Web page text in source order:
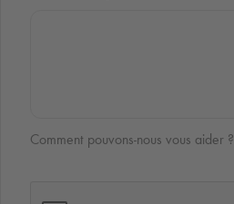
Comment pouvons-nous vous aider ?